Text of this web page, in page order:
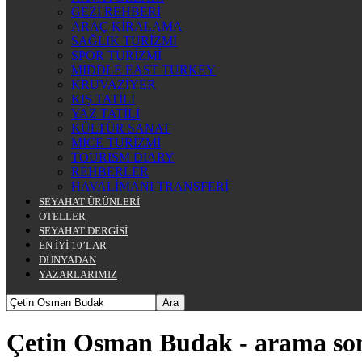
GEZİ REHBERİ
ARAÇ KİRALAMA
SAĞLIK TURİZMİ
SPOR TURİZMİ
MIDDLE EAST TURKEY
KRUVAZİYER
KIŞ TATİLİ
YAZ TATİLİ
KÜLTÜR SANAT
MICE TURİZMİ
TOURISM DIARY
REHBERLER
HAVALİMANI TRANSFERİ
SEYAHAT ÜRÜNLERİ
OTELLER
SEYAHAT DERGİSİ
EN İYİ 10’LAR
DÜNYADAN
YAZARLARIMIZ
Çetin Osman Budak - arama